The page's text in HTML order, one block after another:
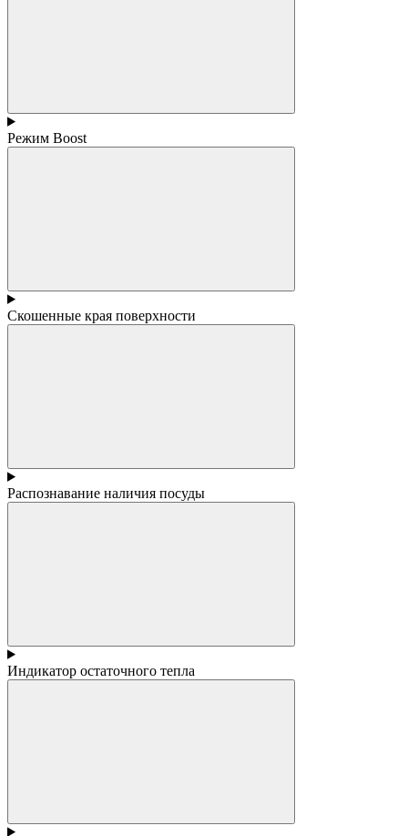
Режим Boost
Скошенные края поверхности
Распознавание наличия посуды
Индикатор остаточного тепла